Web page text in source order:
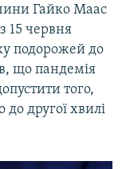
Гайко Маас
15 червня
подорожей до
що пандемія
того,
другої хвилі